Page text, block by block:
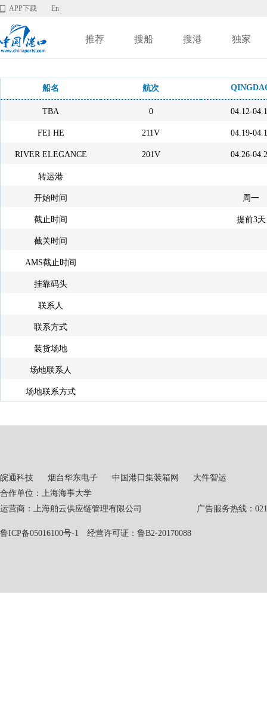
APP下载 En
推荐 搜船 搜港 独家
船名 航次
TBA 0 04.12-
FEI HE 211V 04.19-
RIVER ELEGANCE 201V 04.26-
转运港
开始时间 周一
截止时间 提前3天
截关时间
AMS截止时间
挂靠码头
联系人
联系方式
装货场地
场地联系人
场地联系方式
皖通科技 烟台华东电子 中国港口集装箱网
大件智运
合作单位：上海海事大学
运营商：上海舶云供应链管理有限公司 广告服务热线：021-
鲁ICP备05016100号-1 经营许可证：鲁B2-20170088